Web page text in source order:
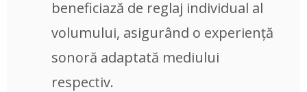
beneficiază de reglaj individual al
volumului, asigurând o experiență
sonoră adaptată mediului
respectiv.